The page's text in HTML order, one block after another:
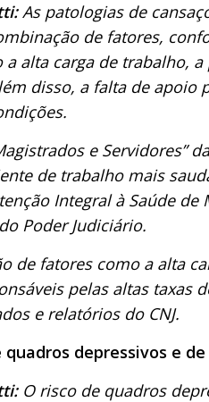
As patologias de
de fatores,
alta carga de trabalho,
disso, a falta de
e Servidores”
de trabalho mais
Integral à Saúde
Poder Judiciário.
de fatores como a alta
pelas altas taxas
e relatórios do CNJ.
quadros depressivos e
O risco de quadros